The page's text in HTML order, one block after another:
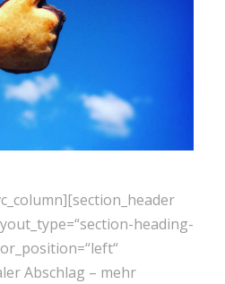
heading-
Abschlag – mehr